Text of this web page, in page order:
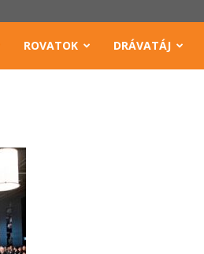
ROVATOK DRÁVATÁJ